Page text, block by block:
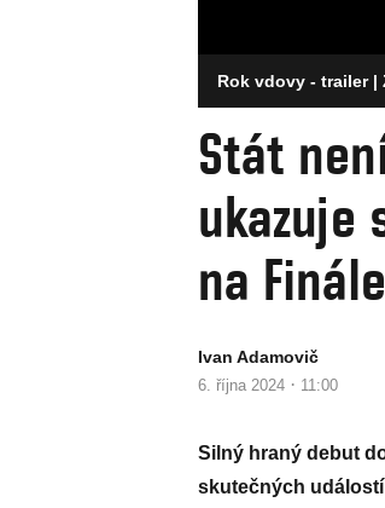
Rok vdovy - trailer |
Stát
ukazuje
na
Ivan Adamovič
6. října 2024 · 11:00
Silný hraný debut
skutečných událostí